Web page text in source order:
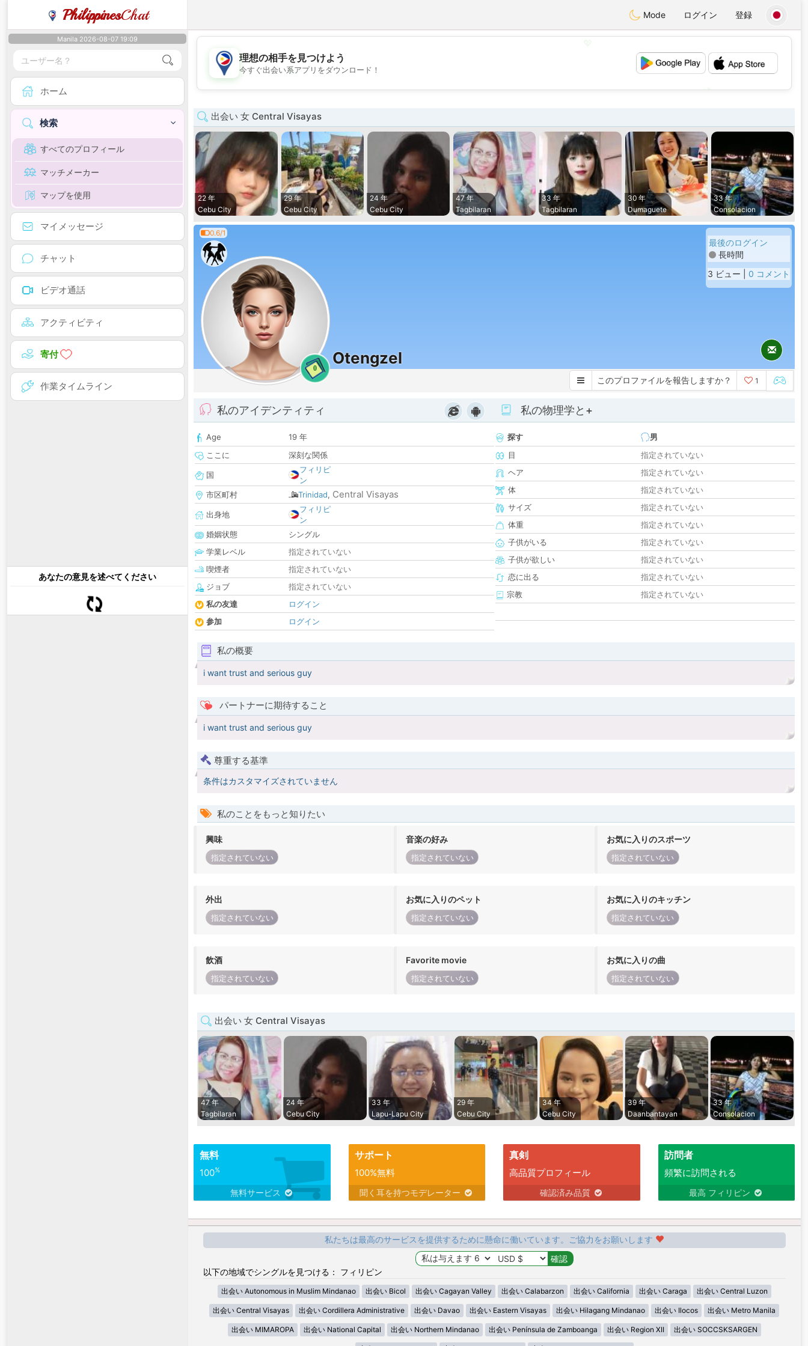
PhilippinesChat Mode ログイン 登録
Manila 2026-08-07 19:09
ホーム
検索
すべてのプロフィール
マッチメーカー
マップを使用
マイメッセージ
チャット
ビデオ通話
アクティビティ
寄付
作業タイムライン
あなたの意見を述べてください
💖
💕
理想の相手を見つけよう
今すぐ出会い系アプリをダウンロード！
出会い 女 Central Visayas
22 年
Cebu City
29 年
Cebu City
24 年
Cebu City
47 年
Tagbilaran
33 年
Tagbilaran
30 年
Dumaguete
33 年
Consolacion
0.6/1
0
Otengzel
最後のログイン
長時間
3 ビュー | 0 コメント
このプロファイルを報告しますか？ 1
私のアイデンティティ
Age
19 年
ここに
深刻な関係
国
フィリピ
ン
市区町村
Trinidad, Central Visayas
出身地
フィリピ
ン
婚姻状態
シングル
学業レベル
指定されていない
喫煙者
指定されていない
ジョブ
指定されていない
私の友達
ログイン
参加
ログイン
私の物理学と+
探す
男
目
指定されていない
ヘア
指定されていない
体
指定されていない
サイズ
指定されていない
体重
指定されていない
子供がいる
指定されていない
子供が欲しい
指定されていない
恋に出る
指定されていない
宗教
指定されていない
私の概要
i want trust and serious guy
パートナーに期待すること
i want trust and serious guy
尊重する基準
条件はカスタマイズされていません
私のことをもっと知りたい
興味
指定されていない
音楽の好み
指定されていない
お気に入りのスポーツ
指定されていない
外出
指定されていない
お気に入りのペット
指定されていない
お気に入りのキッチン
指定されていない
飲酒
指定されていない
Favorite movie
指定されていない
お気に入りの曲
指定されていない
出会い 女 Central Visayas
47 年
Tagbilaran
24 年
Cebu City
33 年
Lapu-Lapu City
29 年
Cebu City
34 年
Cebu City
39 年
Daanbantayan
33 年
Consolacion
無料
100%
無料サービス
サポート
100%無料
聞く耳を持つモデレーター
真剣
高品質プロフィール
確認済み品質
訪問者
頻繁に訪問される
最高 フィリピン
私たちは最高のサービスを提供するために懸命に働いています。ご協力をお願いします
以下の地域でシングルを見つける： フィリピン
出会い Autonomous in Muslim Mindanao 出会い Bicol 出会い Cagayan Valley 出会い Calabarzon 出会い California 出会い Caraga 出会い Central Luzon
出会い Central Visayas 出会い Cordillera Administrative 出会い Davao 出会い Eastern Visayas 出会い Hilagang Mindanao 出会い Ilocos 出会い Metro Manila
出会い MIMAROPA 出会い National Capital 出会い Northern Mindanao 出会い Península de Zamboanga 出会い Region XII 出会い SOCCSKSARGEN